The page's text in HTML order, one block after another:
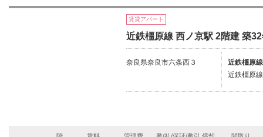
賃貸アパート
近鉄橿原線 西ノ京駅 2階建 築
奈良県奈良市六条西３
近鉄橿原
近鉄橿原